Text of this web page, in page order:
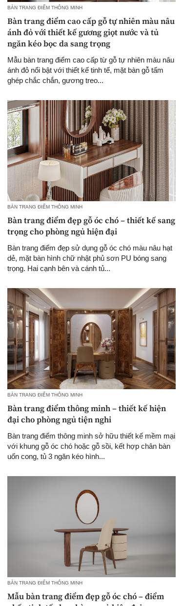
BÀN TRANG ĐIỂM THÔNG MINH
Bàn trang điểm cao cấp gỗ tự nhiên màu nâu
ánh đỏ với thiết kế gương giọt nước và tủ
ngăn kéo bọc da sang trọng
Mẫu bàn trang điểm cao cấp từ gỗ tự nhiên màu nâu
ánh đỏ nổi bật với thiết kế tinh tế, mặt bàn gỗ tấm
ghép chắc chắn, gương treo...
BÀN TRANG ĐIỂM THÔNG MINH
Bàn trang điểm đẹp gỗ óc chó – thiết kế sang
trọng cho phòng ngủ hiện đại
Bàn trang điểm đẹp sử dụng gỗ óc chó màu nâu hạt
dẻ, mặt bàn hình chữ nhật phủ sơn PU bóng sang
trọng. Hai cạnh bên và cánh tủ...
BÀN TRANG ĐIỂM THÔNG MINH
Bàn trang điểm thông minh – thiết kế hiện
đại cho phòng ngủ tiện nghi
Bàn trang điểm thông minh sở hữu thiết kế mềm mại
với khung gỗ óc chó hoặc gỗ sồi, kết hợp chân bàn
uốn cong, tủ 3 ngăn kéo hình...
BÀN TRANG ĐIỂM THÔNG MINH
Mẫu bàn trang điểm đẹp gỗ óc chó – điểm